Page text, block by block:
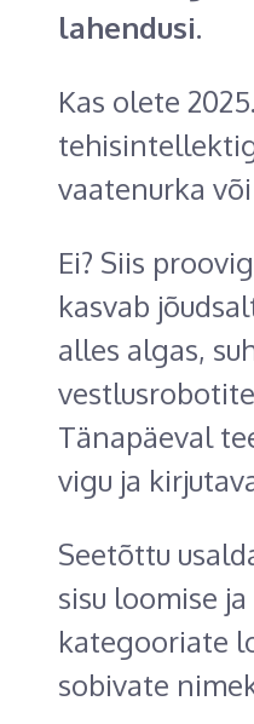
lahendusi.
Kas olete
vaatenurka
Ei? Siis
kasvab
alles algas,
Tänapäeval
vigu ja
Seetõttu
sisu loomise
kategooriate
sobivate